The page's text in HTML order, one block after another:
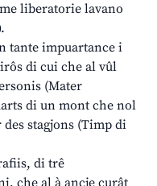
liberatorie lavano
tante impuartance i
di cui che al vûl
(Mater
di un mont che nol
stagjons (Timp di
di trê